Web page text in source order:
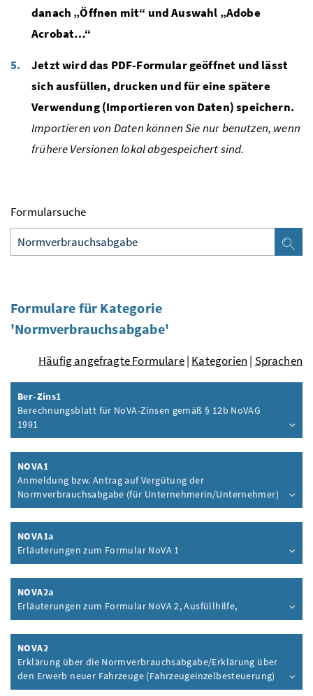
danach „Öffnen mit“ und Auswahl „Adobe
Acrobat…“
Jetzt wird das PDF-Formular geöffnet und lässt
sich ausfüllen, drucken und für eine spätere
Verwendung (Importieren von Daten) speichern.
Importieren von Daten können Sie nur benutzen, wenn
frühere Versionen lokal abgespeichert sind.
Formularsuche
Formulare für Kategorie
'Normverbrauchsabgabe'
Häufig angefragte Formulare| Kategorien | Sprachen
Ber-Zins1
Berechnungsblatt für NoVA-Zinsen gemäß § 12b NoVAG
1991
Inhalt aufklappen
NOVA1
Anmeldung bzw. Antrag auf Vergütung der
Normverbrauchsabgabe (für Unternehmerin/Unternehmer)
Inhalt aufklappen
NOVA1a
Erläuterungen zum Formular NoVA 1
Inhalt aufklappen
NOVA2a
Erläuterungen zum Formular NoVA 2, Ausfüllhilfe,
Inhalt aufklappen
NOVA2
Erklärung über die Normverbrauchsabgabe/Erklärung über
den Erwerb neuer Fahrzeuge (Fahrzeugeinzelbesteuerung)
Inhalt aufklappen